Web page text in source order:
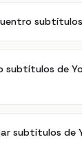
subtítulos de
subtítulos de